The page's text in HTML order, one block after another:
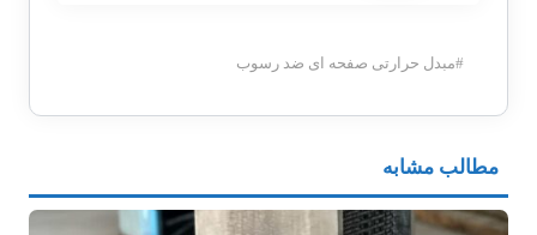
#مبدل حرارتی صفحه ای ضد رسوب
مطالب مشابه